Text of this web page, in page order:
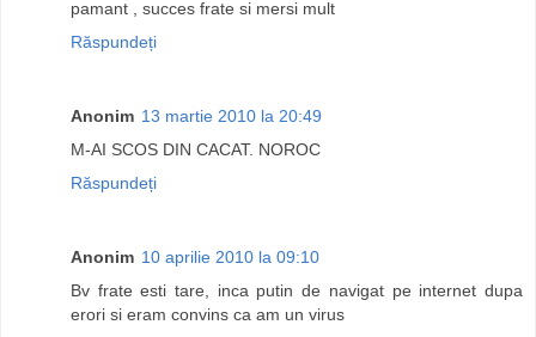
pamant , succes frate si mersi mult
Răspundeți
Anonim 13 martie 2010 la 20:49
M-AI SCOS DIN CACAT. NOROC
Răspundeți
Anonim 10 aprilie 2010 la 09:10
Bv frate esti tare, inca putin de navigat pe internet dupa
erori si eram convins ca am un virus